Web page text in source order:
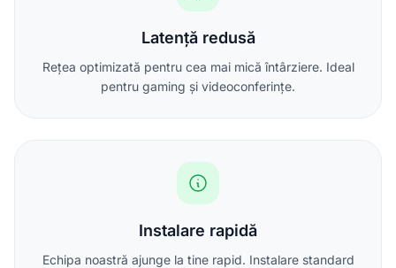
Latență redusă
Rețea optimizată pentru cea mai mică întârziere. Ideal
pentru gaming și videoconferințe.
Instalare rapidă
Echipa noastră ajunge la tine rapid. Instalare standard